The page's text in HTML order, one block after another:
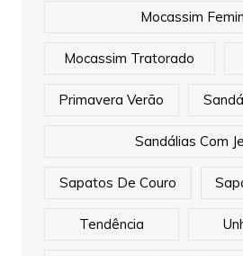
Mocassim
Mocassim Tratorado
Primavera Verão
Sandálias Com
Sapatos De Couro
Tendência